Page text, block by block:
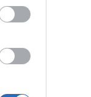
στα